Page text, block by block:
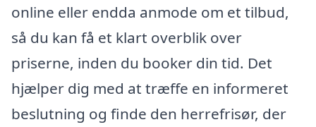
online eller endda anmode om et tilbud,
så du kan få et klart overblik over
priserne, inden du booker din tid. Det
hjælper dig med at træffe en informeret
beslutning og finde den herrefrisør, der